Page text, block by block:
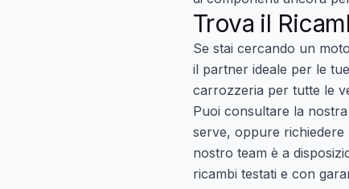
Trova il
Se stai cercando un
il partner ideale per le
carrozzeria per tutte le
Puoi consultare la
serve, oppure
nostro team è a
ricambi testati e con